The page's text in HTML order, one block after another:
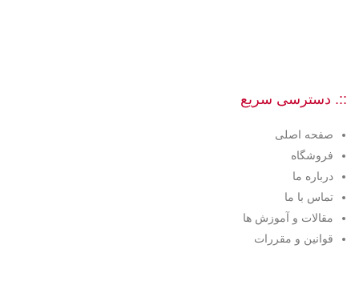
::. دسترسی سریع
صفحه اصلی
فروشگاه
درباره ما
تماس با ما
مقالات و آموزش ها
قوانین و مقررات